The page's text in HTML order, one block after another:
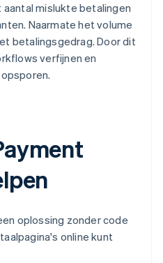
mislukte betalingen
Naarmate het volume
betalingsgedrag. Door dit
verfijnen en
oplossing zonder code
online kunt